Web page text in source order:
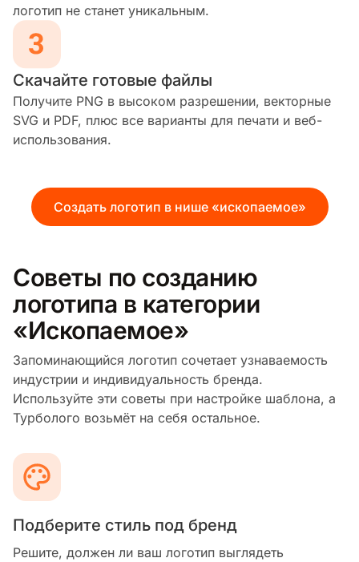
логотип не станет уникальным.
Скачайте готовые файлы
Получите PNG в высоком разрешении, векторные
SVG и PDF, плюс все варианты для печати и веб-
использования.
Создать логотип в нише «ископаемое»
Советы по созданию
логотипа в категории
«Ископаемое»
Запоминающийся логотип сочетает узнаваемость
индустрии и индивидуальность бренда.
Используйте эти советы при настройке шаблона, а
Турболого возьмёт на себя остальное.
Подберите стиль под бренд
Решите, должен ли ваш логотип выглядеть